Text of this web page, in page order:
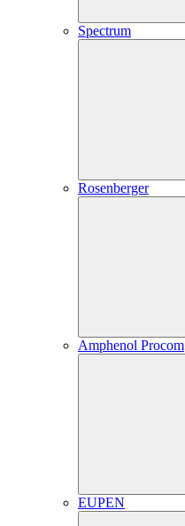
Spectrum
Rosenberger
Amphenol Procom
EUPEN